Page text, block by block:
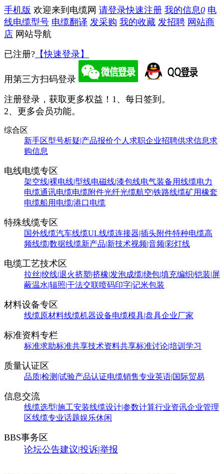
手机版 欢迎来到电缆网 请登录快速注册 我的信息0 电
线电缆型号 电缆翻译 发采购 我的收藏 发招聘 网站商
店 网站导航
已注册? 【快速登录】
用第三方扫码登录
注册登录，获取更多权益！ 1、每日签到。
2、更多会员功能。
综合区
新手区型号析疑|产品报价个人求职企业招聘供求信息求
购信息
电线电缆专区
架空线|裸电线|型线电磁线|漆包线电气装备用线缆电力
电缆通讯电缆电缆附件光纤光缆航空|铁路线缆矿用橡套
电缆船用电缆|港口电缆
特殊线缆专区
国外线缆汽车线缆UL线缆连接器|插头附件特种电缆高
频线缆|数据线缆新产品|新技术视频|音频|彩灯线
电缆工艺技术区
拉丝|绞线|退火挤塑|挤橡|发泡成缆|绕包|填充编织|铠装|屏
蔽温水|辐照|干法交联喷码印字|记米包装
材料设备专区
线缆原材料线缆机器设备电缆模具|盘具企业厂家
标准资料专栏
标准求助标准共享技术资料共享标准讨论|培训学习
质量认证区
品质|检测|试验产品认证电缆销售专业英语|国际贸易
信息交流
线缆选型|施工安装线缆设计|参数计算行业资讯企业管理
区线缆专业话题娱乐休闲
BBS事务区
论坛公告建议|投诉|举报